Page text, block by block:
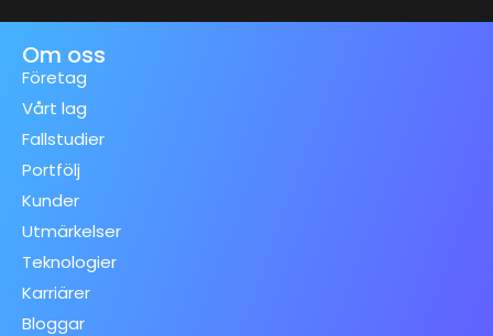
Om oss
Företag
Vårt lag
Fallstudier
Portfölj
Kunder
Utmärkelser
Teknologier
Karriärer
Bloggar